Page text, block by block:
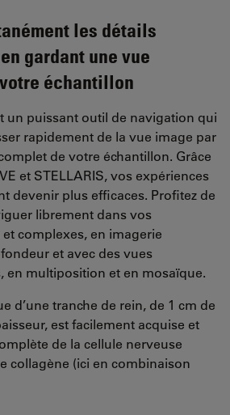
les détails
gardant une vue
échantillon
un puissant outil de navigation qui
rapidement de la vue image par
de votre échantillon. Grâce
et STELLARIS, vos expériences
devenir plus efficaces. Profitez de
librement dans vos
complexes, en imagerie
et avec des vues
en multiposition et en mosaïque.
d’une tranche de rein, de 1 cm de
est facilement acquise et
de la cellule nerveuse
collagène (ici en combinaison